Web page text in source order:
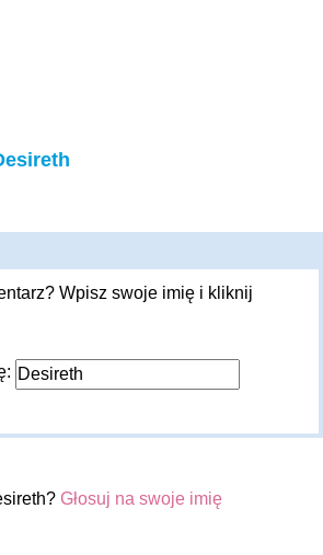
Wpisz swoje imię i kliknij
Głosuj na swoje imię